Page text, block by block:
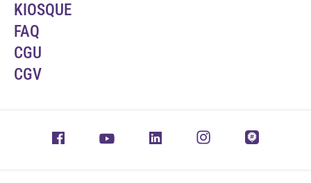
KIOSQUE
FAQ
CGU
CGV